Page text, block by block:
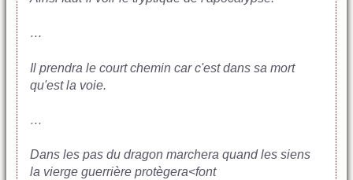
…
Il prendra le court chemin car c'est dans sa mort
qu'est la voie.
…
Dans les pas du dragon marchera quand les siens
la vierge guerrière protègera<font